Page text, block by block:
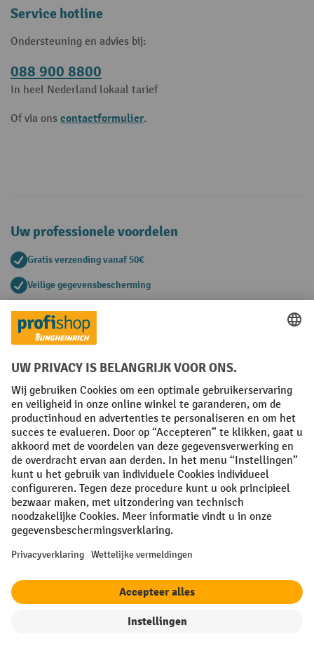
Sorteren op
Service hotline
Ondersteuning en advies bij:
088 900 8800
In heel Nederland lokaal tarief
Of via ons contactformulier.
Uw professionele voordelen
Gratis verzending vanaf 50€
Veilige gegevensbescherming
Persoonlijk aankoopadvies
Creditcard (Master)Creditcard (Visa)iDEAL | Wero
Op rekening
Sociale netwerken
Facebook
YouTubeLinkedInInstagram
Privacyverklaring Privacy Instellingen
shipping costsand possible delivery charges,